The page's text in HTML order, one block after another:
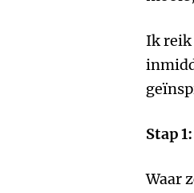
Ik reik
Stap
Waar